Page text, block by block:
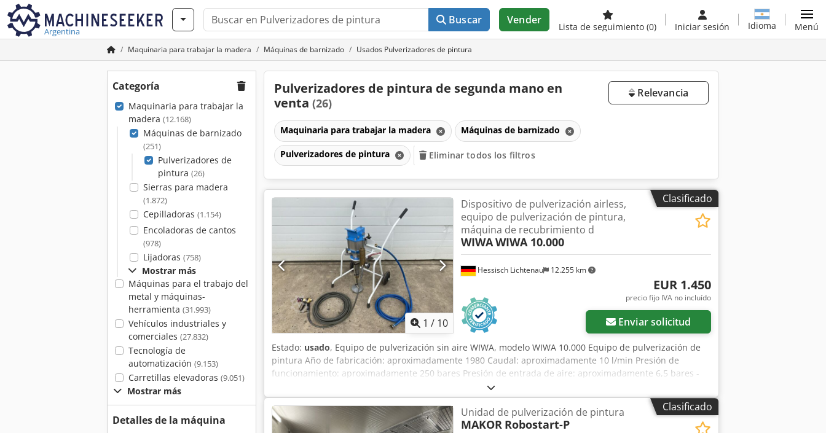
Argentina
Buscar Vender
Lista de seguimiento (0) Iniciar sesión Idioma Menú
Maquinaria para trabajar la madera Máquinas de barnizado Usados Pulverizadores de pintura
Categoría
Maquinaria para trabajar la
madera (12.168)
Máquinas de barnizado
(251)
Pulverizadores de
pintura (26)
Sierras para madera
(1.872)
Cepilladoras (1.154)
Encoladoras de cantos
(978)
Lijadoras (758)
Mostrar más
Máquinas para el trabajo del
metal y máquinas-
herramienta (31.993)
Vehículos industriales y
comerciales (27.832)
Tecnología de
automatización (9.153)
Carretillas elevadoras (9.051)
Mostrar más
Detalles de la máquina
Pulverizadores de pintura de segunda mano en
venta (26)
Relevancia
Maquinaria para trabajar la madera Máquinas de barnizado
Pulverizadores de pintura Eliminar todos los filtros
Clasificado
1 / 10
Hessisch Lichtenau 12.255 km
Dispositivo de pulverización airless,
equipo de pulverización de pintura,
máquina de recubrimiento d
WIWAWIWA 10.000
EUR 1.450
precio fijo IVA no incluído
Enviar solicitud
Estado: usado, Equipo de pulverización sin aire WIWA, modelo WIWA 10.000 Equipo de pulverización de
pintura Año de fabricación: aproximadamente 1980 Caudal: aproximadamente 10 l/min Presión de
funcionamiento: aproximadamente 250 bares Presión de entrada de aire: aproximadamente 6,5 bares -
Pistola de pulverización de pintura WIWA, n.º 2, modelo WIWA 500D - Aproximadamente 14,5 m de
manguera de alta presión con pistola de pulverización de pintura Dodpjzinzlofx Apcsck - Unidad de aire
comprimido con reductor de presión y lubricador - Estructura móvil, unidad de bomba con tubo de
aspiración plegable Dimensiones (largo x ancho x alto): 700 x 700 x 1000 mm Peso: 45 kg En buen estado.
Clasificado
Unidad de pulverización de pintura
MAKOR Robostart-P